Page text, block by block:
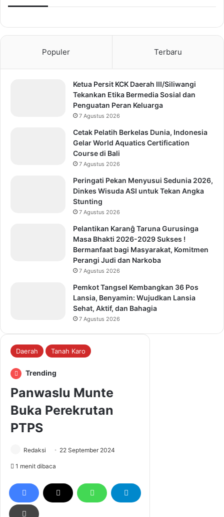
Populer Terbaru
Ketua Persit KCK Daerah III/Siliwangi
Tekankan Etika Bermedia Sosial dan
Penguatan Peran Keluarga
7 Agustus 2026
Cetak Pelatih Berkelas Dunia, Indonesia
Gelar World Aquatics Certification
Course di Bali
7 Agustus 2026
Peringati Pekan Menyusui Sedunia 2026,
Dinkes Wisuda ASI untuk Tekan Angka
Stunting
7 Agustus 2026
Pelantikan Karanĝ Taruna Gurusinga
Masa Bhakti 2026-2029 Sukses !
Bermanfaat bagi Masyarakat, Komitmen
Perangi Judi dan Narkoba
7 Agustus 2026
Pemkot Tangsel Kembangkan 36 Pos
Lansia, Benyamin: Wujudkan Lansia
Sehat, Aktif, dan Bahagia
7 Agustus 2026